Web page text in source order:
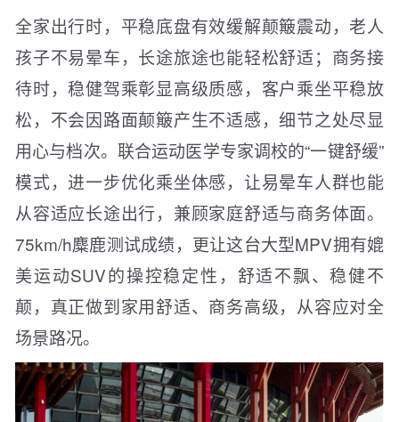
全家出行时，平稳底盘有效缓解颠簸震动，老人
孩子不易晕车，长途旅途也能轻松舒适；商务接
待时，稳健驾乘彰显高级质感，客户乘坐平稳放
松，不会因路面颠簸产生不适感，细节之处尽显
用心与档次。联合运动医学专家调校的“一键舒缓”
模式，进一步优化乘坐体感，让易晕车人群也能
从容适应长途出行，兼顾家庭舒适与商务体面。
75km/h麋鹿测试成绩，更让这台大型MPV拥有媲
美运动SUV的操控稳定性，舒适不飘、稳健不
颠，真正做到家用舒适、商务高级，从容应对全
场景路况。